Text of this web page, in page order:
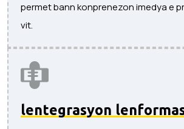
permet bann konprenezon imedya e
vit.
lentegrasyon